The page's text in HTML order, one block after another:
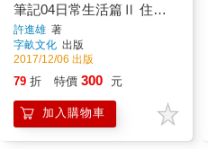
筆記04日常生活篇Ⅱ 住與
行
許進雄 著
字畝文化 出版
2017/12/06 出版
79 折 特價 300 元
加入購物車